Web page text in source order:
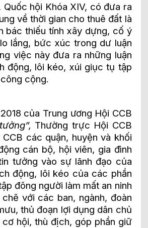
hội Khóa XIV, có đưa ra
về thời gian cho thuê đất là
bác thiếu tính xây dựng, cố ý
lắng, bức xúc trong dư luận
việc này đưa ra những luận
động, lôi kéo, xúi giục tụ tập
cộng.
của Trung ương Hội CCB
Thường trực Hội CCB
các quận, huyện và khối
cán bộ, hội viên, gia đình
tưởng vào sự lãnh đạo của
động, lôi kéo của các phần
đông người làm mất an ninh
với các ban, ngành, đoàn
thủ đoạn lợi dụng dân chủ
hội, thù địch, góp phần giữ